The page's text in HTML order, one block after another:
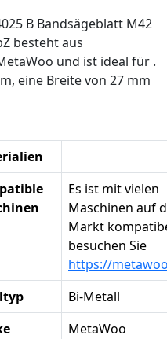
B Bandsägeblatt M42
besteht aus
und ist ideal für .
eine Breite von 27 mm
Es ist mit vielen
Maschinen auf
Markt
besuchen Sie
https://
Bi-Metall
MetaWoo